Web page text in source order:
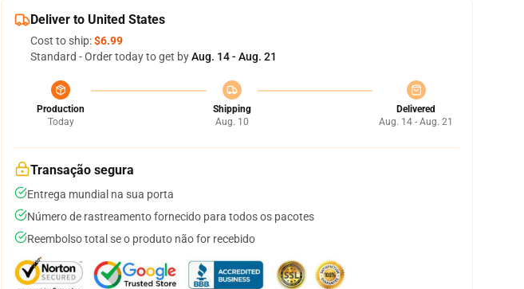
Deliver to United States
Cost to ship:$6.99
Standard - Order today to get byAug. 14 - Aug. 21
Production
Today
Shipping
Aug. 10
Delivered
Aug. 14 - Aug. 21
Transação segura
Entrega mundial na sua porta
Número de rastreamento fornecido para todos os pacotes
Reembolso total se o produto não for recebido